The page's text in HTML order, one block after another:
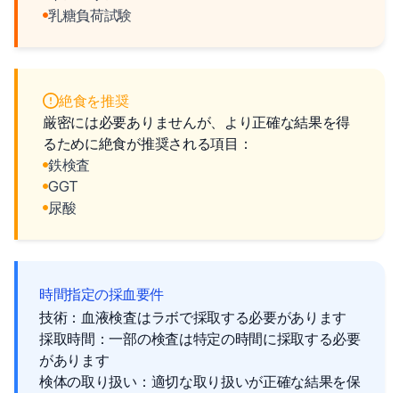
乳糖負荷試験
絶食を推奨
厳密には必要ありませんが、より正確な結果を得
るために絶食が推奨される項目：
鉄検査
GGT
尿酸
時間指定の採血要件
技術：血液検査はラボで採取する必要があります
採取時間：一部の検査は特定の時間に採取する必要
があります
検体の取り扱い：適切な取り扱いが正確な結果を保